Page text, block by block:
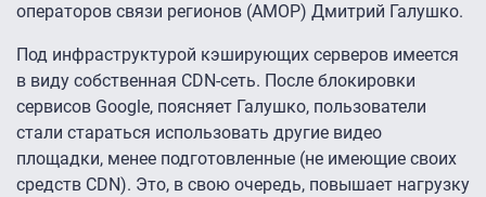
операторов связи регионов (АМОР) Дмитрий Галушко.
Под инфраструктурой кэширующих серверов имеется
в виду собственная CDN-сеть. После блокировки
сервисов Google, поясняет Галушко, пользователи
стали стараться использовать другие видео
площадки, менее подготовленные (не имеющие своих
средств CDN). Это, в свою очередь, повышает нагрузку